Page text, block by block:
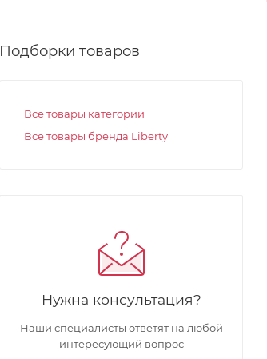
Подборки товаров
Все товары категории
Все товары бренда Liberty
Нужна консультация?
Наши специалисты ответят на любой
интересующий вопрос